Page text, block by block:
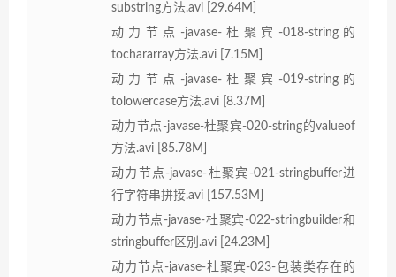
substring方法.avi [29.64M]
动力节点-javase-杜聚宾-018-string的
tochararray方法.avi [7.15M]
动力节点-javase-杜聚宾-019-string的
tolowercase方法.avi [8.37M]
动力节点-javase-杜聚宾-020-string的valueof
方法.avi [85.78M]
动力节点-javase-杜聚宾-021-stringbuffer进
行字符串拼接.avi [157.53M]
动力节点-javase-杜聚宾-022-stringbuilder和
stringbuffer区别.avi [24.23M]
动力节点-javase-杜聚宾-023-包装类存在的